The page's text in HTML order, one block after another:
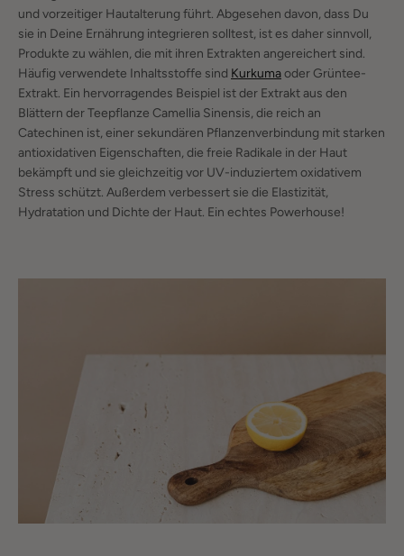
und vorzeitiger Hautalterung führt. Abgesehen davon, dass Du
sie in Deine Ernährung integrieren solltest, ist es daher sinnvoll,
Produkte zu wählen, die mit ihren Extrakten angereichert sind.
Häufig verwendete Inhaltsstoffe sind Kurkumaoder Grüntee-
Extrakt. Ein hervorragendes Beispiel ist der Extrakt aus den
Blättern der Teepflanze Camellia Sinensis, die reich an
Catechinen ist, einer sekundären Pflanzenverbindung mit starken
antioxidativen Eigenschaften, die freie Radikale in der Haut
bekämpft und sie gleichzeitig vor UV-induziertem oxidativem
Stress schützt. Außerdem verbessert sie die Elastizität,
Hydratation und Dichte der Haut. Ein echtes Powerhouse!